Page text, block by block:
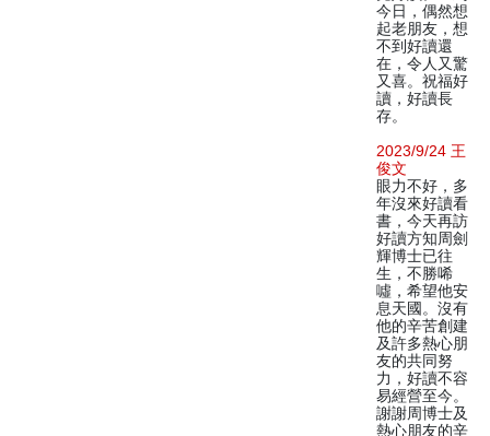
今日，偶然想
起老朋友，想
不到好讀還
在，令人又驚
又喜。祝福好
讀，好讀長
存。
2023/9/24 王
俊文
眼力不好，多
年沒來好讀看
書，今天再訪
好讀方知周劍
輝博士已往
生，不勝唏
噓，希望他安
息天國。沒有
他的辛苦創建
及許多熱心朋
友的共同努
力，好讀不容
易經營至今。
謝謝周博士及
熱心朋友的辛